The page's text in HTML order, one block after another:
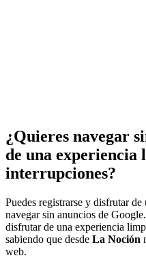
¿Quieres navegar
de una experiencia
interrupciones?
Puedes registrarse y disfrutar de
navegar sin anuncios de
disfrutar de una experiencia
sabiendo que desde La Noción
web.